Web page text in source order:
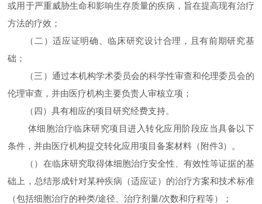
或用于严重威胁生命和影响生存质量的疾病，旨在提高现有治疗
方法的疗效；
（二）适应证明确、临床研究设计合理，且有前期研究基
础；
（三）通过本机构学术委员会的科学性审查和伦理委员会的
伦理审查，并由医疗机构主要负责人审核立项；
（四）具有相应的项目研究经费支持。
体细胞治疗临床研究项目进入转化应用阶段应当具备以下
条件，并由医疗机构提交转化应用项目备案材料（附件3）。
（）在临床研究取得体细胞治疗安全性、有效性等证据的基
础上，总结形成针对某种疾病（适应证）的治疗方案和技术标准
（包括细胞治疗的种类/途径、治疗剂量/次数和疗程等）；